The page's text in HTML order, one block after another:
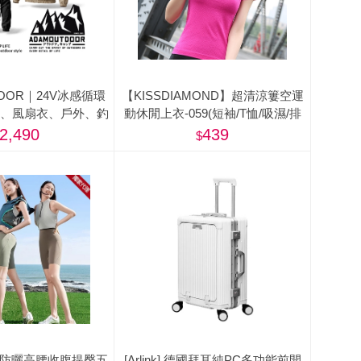
｜24V冰感循環
風扇衣、戶外、釣
背心)
【KISSDIAMOND】超清涼簍空運
動休閒上衣-059(短袖/T恤/吸濕/排
汗/修身/顯瘦/4色S-L)
439